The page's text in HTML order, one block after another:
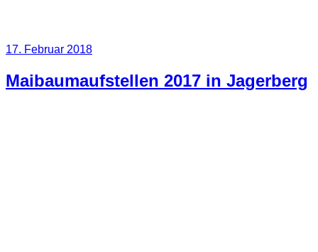
Veröffentlicht
17. Februar 2018
Maibaumaufstellen 2017 in Jagerberg